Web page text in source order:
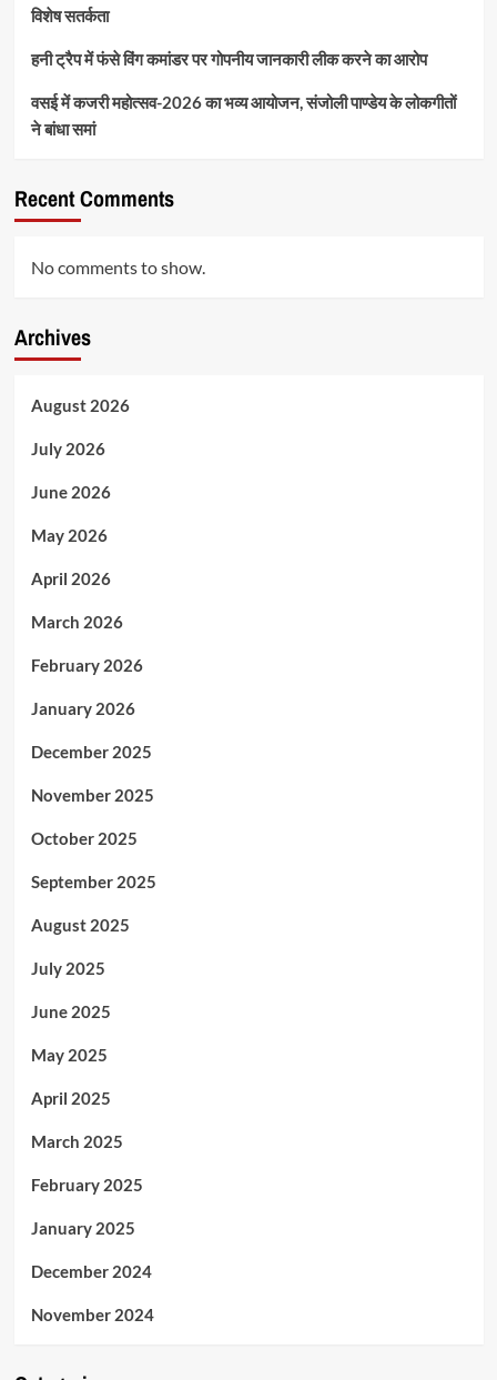
विशेष सतर्कता
हनी ट्रैप में फंसे विंग कमांडर पर गोपनीय जानकारी लीक करने का आरोप
वसई में कजरी महोत्सव-2026 का भव्य आयोजन, संजोली पाण्डेय के लोकगीतों
ने बांधा समां
Recent Comments
No comments to show.
Archives
August 2026
July 2026
June 2026
May 2026
April 2026
March 2026
February 2026
January 2026
December 2025
November 2025
October 2025
September 2025
August 2025
July 2025
June 2025
May 2025
April 2025
March 2025
February 2025
January 2025
December 2024
November 2024